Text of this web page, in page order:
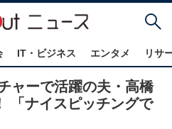
IT・ビジネス エンタメ リサ
ャーで活躍の夫・高橋
「ナイスピッチングで